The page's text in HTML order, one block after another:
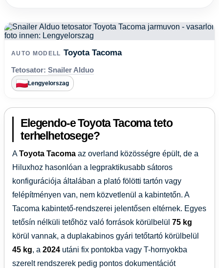
AUTO MODELL Toyota Tacoma
Tetosator: Snailer Alduo
Lengyelorszag
Elegendo-e Toyota Tacoma teto
terhelhetosege?
AToyota Tacoma az overland közösségre épült, de a
Hiluxhoz hasonlóan a legpraktikusabb sátoros
konfigurációja általában a plató fölötti tartón vagy
felépítményen van, nem közvetlenül a kabintetőn. A
Tacoma kabintető-rendszerei jelentősen eltérnek. Egyes
tetősín nélküli tetőhöz való források körülbelül 75 kg
körül vannak, a duplakabinos gyári tetőtartó körülbelül
45 kg, a 2024 utáni fix pontokba vagy T-hornyokba
szerelt rendszerek pedig pontos dokumentációt